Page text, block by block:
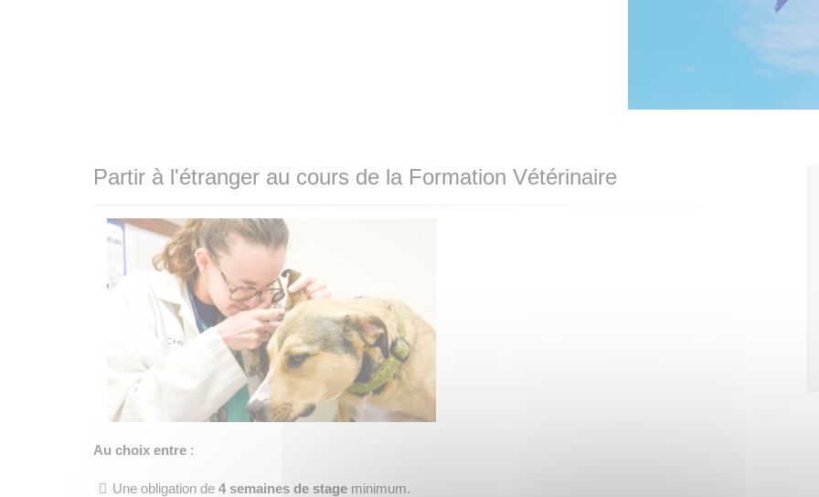
Partir à l'étranger au cours de la Formation Vétérinaire
Au choix entre :
Une obligation de 4 semaines de stage minimum.